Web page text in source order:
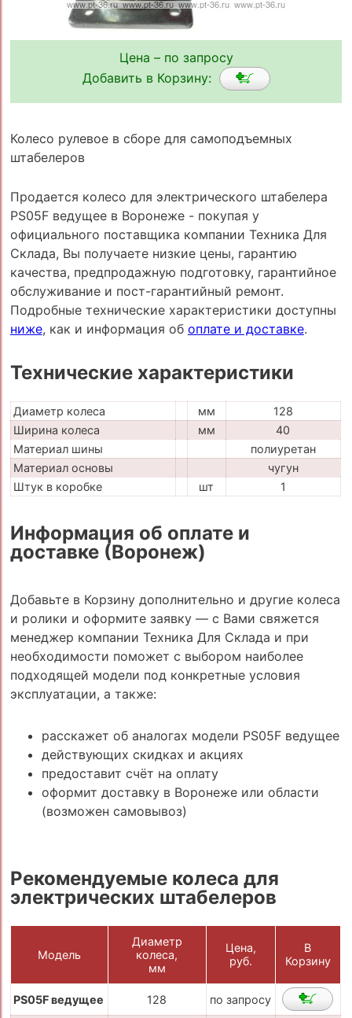
Цена – по запросу
Добавить в Корзину:
Колесо рулевое в сборе для самоподъемных
штабелеров
Продается колесо для электрического штабелера
PS05F ведущее в Воронеже - покупая у
официального поставщика компании Техника Для
Склада, Вы получаете низкие цены, гарантию
качества, предпродажную подготовку, гарантийное
обслуживание и пост-гарантийный ремонт.
Подробные технические характеристики доступны
ниже, как и информация об оплате и доставке.
Технические характеристики
Диаметр колеса мм
128
Ширина колеса
мм
40
Материал шины
полиуретан
Материал основы
чугун
Штук в коробке
шт 1
Информация об оплате и
доставке (Воронеж)
Добавьте в Корзину дополнительно и другие колеса
и ролики и оформите заявку — с Вами свяжется
менеджер компании Техника Для Склада и при
необходимости поможет с выбором наиболее
подходящей модели под конкретные условия
эксплуатации, а также:
расскажет об аналогах модели PS05F ведущее
действующих скидках и акциях
предоставит счёт на оплату
оформит доставку в Воронеже или области
(возможен самовывоз)
Рекомендуемые колеса для
электрических штабелеров
Модель
Диаметр
колеса,
мм
Цена,
руб.
В
Корзину
PS05F ведущее 128 по запросу